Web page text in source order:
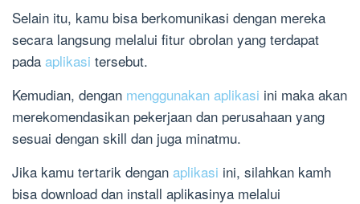
Selain itu, kamu bisa berkomunikasi dengan mereka
secara langsung melalui fitur obrolan yang terdapat
pada aplikasi tersebut.
Kemudian, dengan menggunakan aplikasi ini maka akan
merekomendasikan pekerjaan dan perusahaan yang
sesuai dengan skill dan juga minatmu.
Jika kamu tertarik dengan aplikasi ini, silahkan kamh
bisa download dan install aplikasinya melalui